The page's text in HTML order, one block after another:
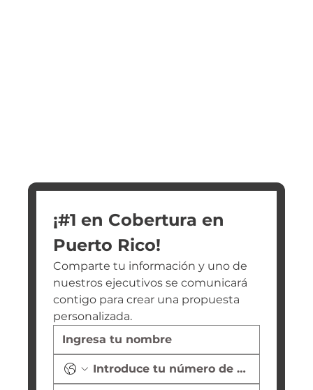
¡#1 en Cobertura en
Puerto Rico!
Comparte tu información y uno de
nuestros ejecutivos se comunicará
contigo para crear una propuesta
personalizada.